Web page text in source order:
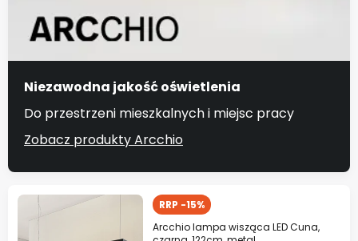
Niezawodna jakość oświetlenia
Do przestrzeni mieszkalnych i miejsc pracy
Zobacz produkty Arcchio
RRP -15%
Arcchio lampa wisząca LED Cuna,